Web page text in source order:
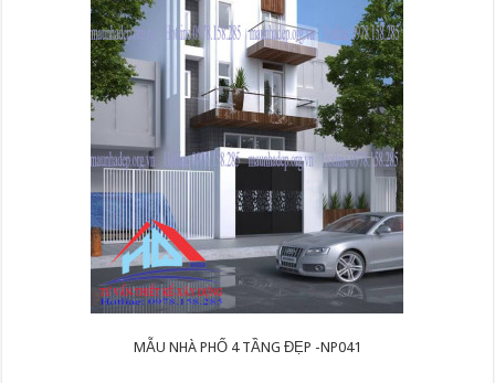
MẪU NHÀ PHỐ 4 TẦNG ĐẸP -NP041